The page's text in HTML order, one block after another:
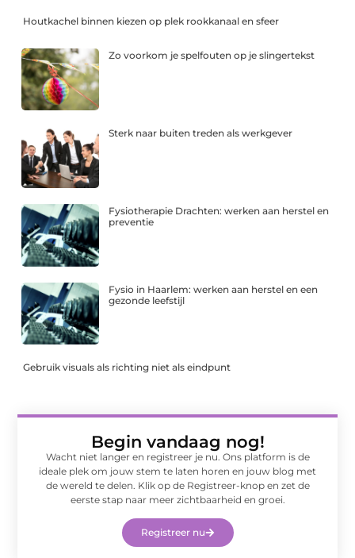
Houtkachel binnen kiezen op plek rookkanaal en sfeer
Zo voorkom je spelfouten op je slingertekst
Sterk naar buiten treden als werkgever
Fysiotherapie Drachten: werken aan herstel en
preventie
Fysio in Haarlem: werken aan herstel en een
gezonde leefstijl
Gebruik visuals als richting niet als eindpunt
Begin vandaag nog!
Wacht niet langer en registreer je nu. Ons platform is de
ideale plek om jouw stem te laten horen en jouw blog met
de wereld te delen. Klik op de Registreer-knop en zet de
eerste stap naar meer zichtbaarheid en groei.
Registreer nu